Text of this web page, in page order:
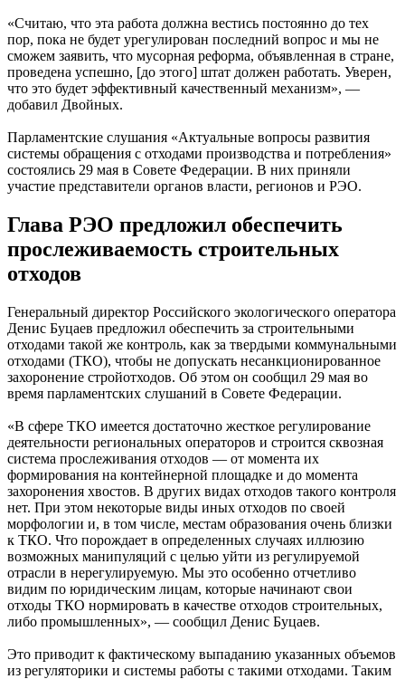
«Считаю, что эта работа должна вестись постоянно до тех
пор, пока не будет урегулирован последний вопрос и мы не
сможем заявить, что мусорная реформа, объявленная в стране,
проведена успешно, [до этого] штат должен работать. Уверен,
что это будет эффективный качественный механизм», —
добавил Двойных.
Парламентские слушания «Актуальные вопросы развития
системы обращения с отходами производства и потребления»
состоялись 29 мая в Совете Федерации. В них приняли
участие представители органов власти, регионов и РЭО.
Глава РЭО предложил обеспечить
прослеживаемость строительных
отходов
Генеральный директор Российского экологического оператора
Денис Буцаев предложил обеспечить за строительными
отходами такой же контроль, как за твердыми коммунальными
отходами (ТКО), чтобы не допускать несанкционированное
захоронение стройотходов. Об этом он сообщил 29 мая во
время парламентских слушаний в Совете Федерации.
«В сфере ТКО имеется достаточно жесткое регулирование
деятельности региональных операторов и строится сквозная
система прослеживания отходов — от момента их
формирования на контейнерной площадке и до момента
захоронения хвостов. В других видах отходов такого контроля
нет. При этом некоторые виды иных отходов по своей
морфологии и, в том числе, местам образования очень близки
к ТКО. Что порождает в определенных случаях иллюзию
возможных манипуляций с целью уйти из регулируемой
отрасли в нерегулируемую. Мы это особенно отчетливо
видим по юридическим лицам, которые начинают свои
отходы ТКО нормировать в качестве отходов строительных,
либо промышленных», — сообщил Денис Буцаев.
Это приводит к фактическому выпаданию указанных объемов
из регуляторики и системы работы с такими отходами. Таким